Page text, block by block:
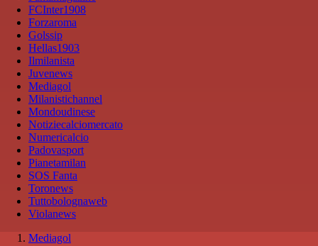
FCInter1908
Forzaroma
Golssip
Hellas1903
Ilmilanista
Juvenews
Mediagol
Milanistichannel
Mondoudinese
Notiziecalciomercato
Numericalcio
Padovasport
Pianetamilan
SOS Fanta
Toronews
Tuttobolognaweb
Violanews
Mediagol